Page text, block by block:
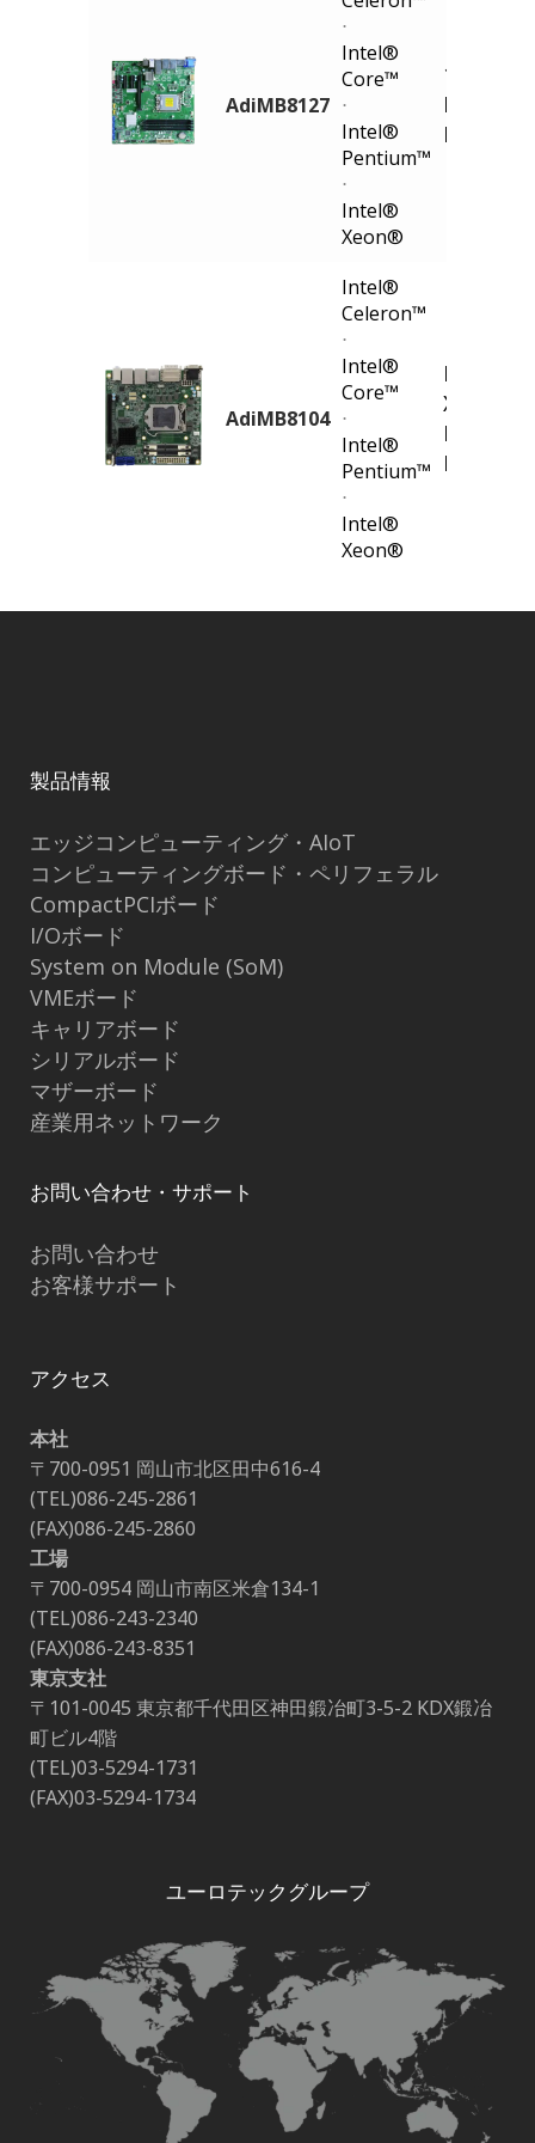
AdiMB8127
⋅
Intel®
Core™
⋅
Intel®
Pentium™
⋅
Intel®
Xeon®
12th
AdiMB8104
Intel®
Celeron™
⋅
Intel®
Core™
⋅
Intel®
Pentium™
⋅
Intel®
Xeon®
Mini-
Xeon®
E/Core
Board
製品情報
エッジコンピューティング・AIoT
コンピューティングボード・ペリフェラル
CompactPCIボード
I/Oボード
System on Module (SoM)
VMEボード
キャリアボード
シリアルボード
マザーボード
産業用ネットワーク
お問い合わせ・サポート
お問い合わせ
お客様サポート
アクセス
本社
〒700-0951 岡山市北区田中616-4
(TEL)086-245-2861
(FAX)086-245-2860
工場
〒700-0954 岡山市南区米倉134-1
(TEL)086-243-2340
(FAX)086-243-8351
東京支社
〒101-0045 東京都千代田区神田鍛冶町3-5-2 KDX鍛冶
町ビル4階
(TEL)03-5294-1731
(FAX)03-5294-1734
ユーロテックグループ